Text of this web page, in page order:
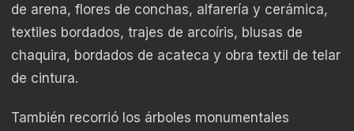
de arena, flores de conchas, alfarería y cerámica,
textiles bordados, trajes de arcoíris, blusas de
chaquira, bordados de acateca y obra textil de telar
de cintura.
También recorrió los árboles monumentales